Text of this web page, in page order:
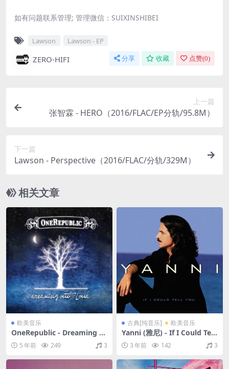
如有问题联系管理; 管理微信：SUIXINSHIBEI
Lawson Lawson - EP
ZERO-HIFI 分享 收藏 点赞(0)
上一篇
张智霖 - HERO（2016/FLAC/EP分轨/95.8M）
下一篇
Lawson - Perspective（2016/FLAC/分轨/329M）
相关文章
欧美音乐
OneRepublic - Dreaming O
ut Loud (2007/FLAC/分轨/3
75M)5 年前 249 3
古典[纯音乐] 欧美音乐
Yanni (雅尼) - If I Could Tell
You（2000/FLAC/分轨/397
M）3 年前 142 3